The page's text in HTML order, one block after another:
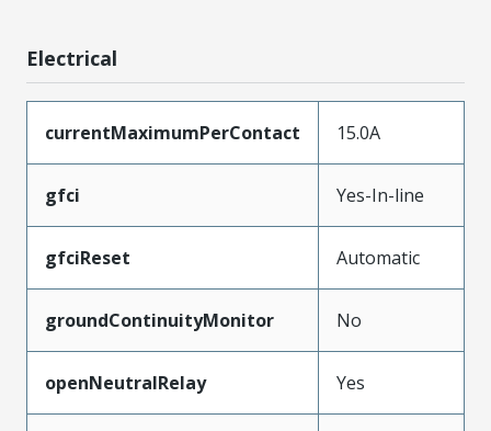
Electrical
currentMaximumPerContact 15.0A
gfci Yes-In-line
gfciReset Automatic
groundContinuityMonitor No
openNeutralRelay Yes